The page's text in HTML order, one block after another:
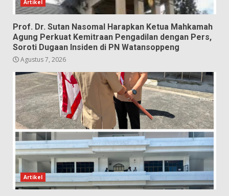
Artikel
Prof. Dr. Sutan Nasomal Harapkan Ketua Mahkamah
Agung Perkuat Kemitraan Pengadilan dengan Pers,
Soroti Dugaan Insiden di PN Watansoppeng
Agustus 7, 2026
Artikel